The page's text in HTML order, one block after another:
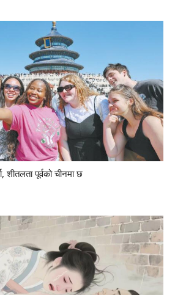
शीतलता पूर्वको चीनमा छ